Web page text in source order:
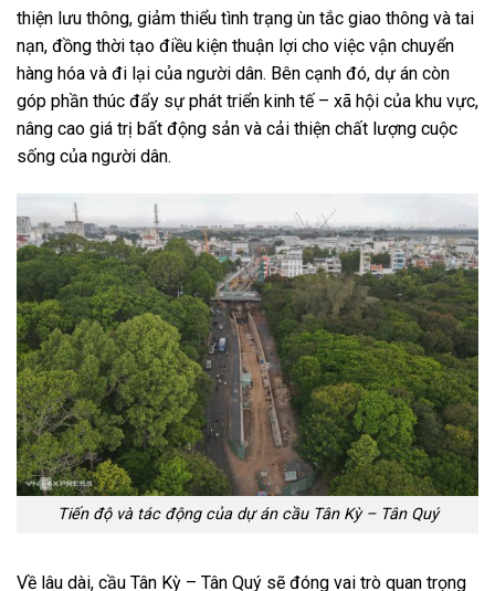
thiện lưu thông, giảm thiểu tình trạng ùn tắc giao thông và tai
nạn, đồng thời tạo điều kiện thuận lợi cho việc vận chuyển
hàng hóa và đi lại của người dân. Bên cạnh đó, dự án còn
góp phần thúc đẩy sự phát triển kinh tế – xã hội của khu vực,
nâng cao giá trị bất động sản và cải thiện chất lượng cuộc
sống của người dân.
Tiến độ và tác động của dự án cầu Tân Kỳ – Tân Quý
Về lâu dài, cầu Tân Kỳ – Tân Quý sẽ đóng vai trò quan trọng